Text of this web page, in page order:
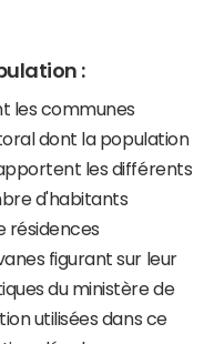
:
les communes
dont la population
les différents
d'habitants
résidences
figurant sur leur
du ministère de
utilisées dans ce